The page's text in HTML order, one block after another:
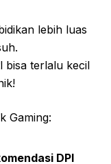
lebih luas
bisa terlalu kecil
Gaming:
DPI